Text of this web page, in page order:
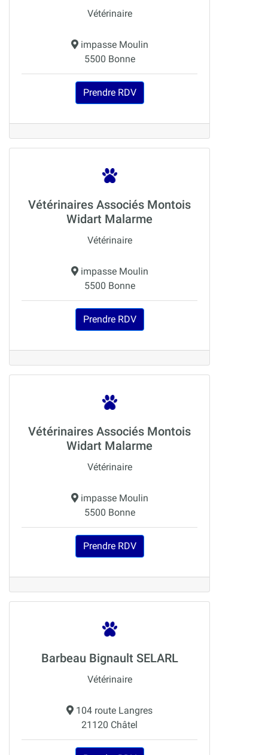
Vétérinaire
impasse Moulin
5500 Bonne
Prendre RDV
Vétérinaires Associés Montois
Widart Malarme
Vétérinaire
impasse Moulin
5500 Bonne
Prendre RDV
Vétérinaires Associés Montois
Widart Malarme
Vétérinaire
impasse Moulin
5500 Bonne
Prendre RDV
Barbeau Bignault SELARL
Vétérinaire
104 route Langres
21120 Châtel